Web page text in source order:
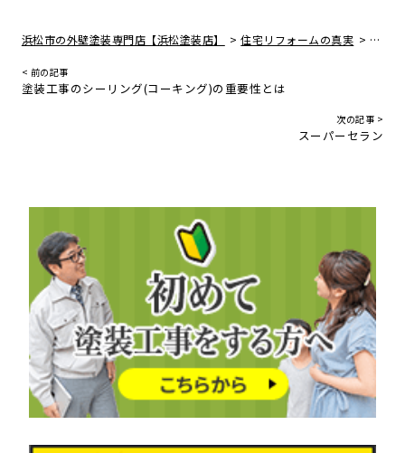
浜松市の外壁塗装専門店【浜松塗装店】 >住宅リフォームの真実 > 屋根
< 前の記事
塗装工事のシーリング(コーキング)の重要性とは
次の記事 >
スーパーセラン